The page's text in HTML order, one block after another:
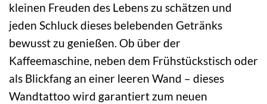
kleinen Freuden des Lebens zu schätzen und
jeden Schluck dieses belebenden Getränks
bewusst zu genießen. Ob über der
Kaffeemaschine, neben dem Frühstückstisch oder
als Blickfang an einer leeren Wand – dieses
Wandtattoo wird garantiert zum neuen